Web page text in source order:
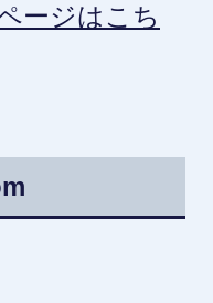
ージはこち